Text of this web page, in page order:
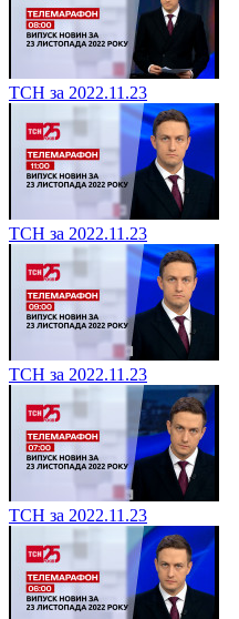
ТСН за 2022.11.23
ТСН за 2022.11.23
ТСН за 2022.11.23
ТСН за 2022.11.23